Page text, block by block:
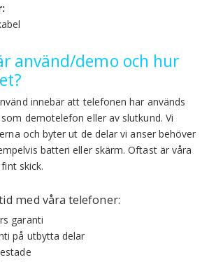
använd/demo och hur
innebär att telefonen har används
demotelefon eller av slutkund. Vi
och byter ut de delar vi anser behöver
batteri eller skärm. Oftast är våra
skick.
med våra telefoner:
garanti
på utbytta delar